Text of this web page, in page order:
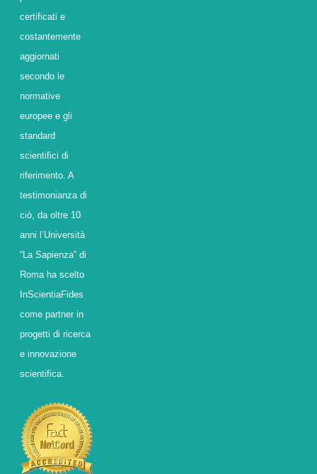
certificati e
costantemente
aggiornati
secondo le
normative
europee e gli
standard
scientifici di
riferimento. A
testimonianza di
ciò, da oltre 10
anni l’Università
“La Sapienza” di
Roma ha scelto
InScientiaFides
come partner in
progetti di ricerca
e innovazione
scientifica.